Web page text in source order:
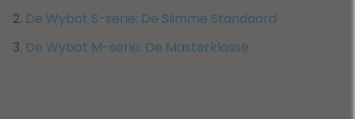
De Wybot S-serie: De Slimme Standaard
De Wybot M-serie: De Masterklasse